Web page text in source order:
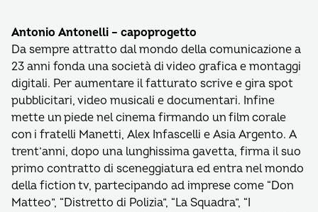
Antonio Antonelli – capoprogetto
Da sempre attratto dal mondo della comunicazione a
23 anni fonda una società di video grafica e montaggi
digitali. Per aumentare il fatturato scrive e gira spot
pubblicitari, video musicali e documentari. Infine
mette un piede nel cinema firmando un film corale
con i fratelli Manetti, Alex Infascelli e Asia Argento. A
trent’anni, dopo una lunghissima gavetta, firma il suo
primo contratto di sceneggiatura ed entra nel mondo
della fiction tv, partecipando ad imprese come “Don
Matteo”, “Distretto di Polizia”, “La Squadra”, “I